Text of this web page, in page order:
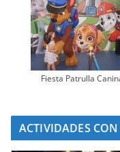
Fiesta Patrulla
ACTIVIDADES